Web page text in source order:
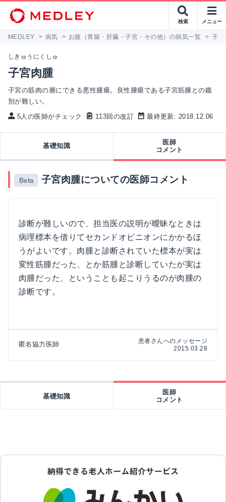
検索 メニュー
MEDLEY > 病気 > お腹（胃腸・肝臓・子宮・その他）の病気一覧 > 子宮
しきゅうにくしゅ
子宮肉腫
子宮の筋肉の層にできる悪性腫瘍。良性腫瘍である子宮筋腫との鑑
別が難しい。
5人の医師がチェック
113回の改訂 最終更新: 2018.12.06
基礎知識
医師
コメント
Beta 子宮肉腫についての医師コメント
診断が難しいので、担当医の説明が曖昧なときは
病理標本を借りてセカンドオピニオンにかかるほ
うがよいです。肉腫と診断されていた標本が実は
変性筋腫だった、とか筋腫と診断していたが実は
肉腫だった、ということも起こりうるのが肉腫の
診断です。
匿名協力医師
患者さんへのメッセージ
2015.03.28
基礎知識
医師
コメント